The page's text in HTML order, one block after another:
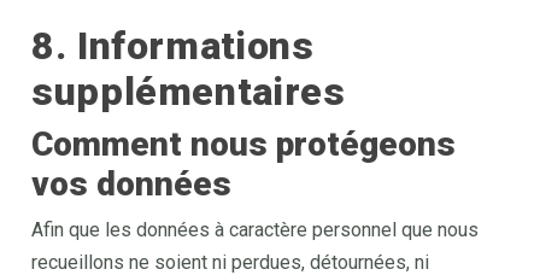
8. Informations
supplémentaires
Comment nous protégeons
vos données
Afin que les données à caractère personnel que nous
recueillons ne soient ni perdues, détournées, ni